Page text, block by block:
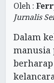
Oleh :
Jurnalis
Dalam
manusia